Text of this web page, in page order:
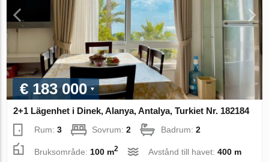
€ 183 000
2+1 Lägenhet i Dinek, Alanya, Antalya, Turkiet Nr. 182184
Rum:3 Sovrum:2 Badrum:2
Bruksområde: 100 m2 Avstånd till havet:400 m